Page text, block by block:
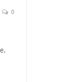
0